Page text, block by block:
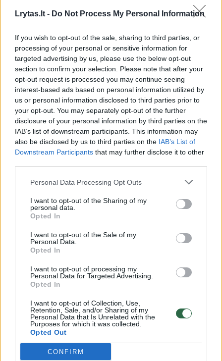
Lrytas.lt - Do Not Process My Personal Information
If you wish to opt-out of the sale, sharing to third parties, or
processing of your personal or sensitive information for
targeted advertising by us, please use the below opt-out
section to confirm your selection. Please note that after your
opt-out request is processed you may continue seeing
interest-based ads based on personal information utilized by
us or personal information disclosed to third parties prior to
your opt-out. You may separately opt-out of the further
disclosure of your personal information by third parties on the
IAB’s list of downstream participants. This information may
also be disclosed by us to third parties on the IAB’s List of
Downstream Participants that may further disclose it to other
Personal Data Processing Opt Outs
I want to opt-out of the Sharing of my
personal data.
Opted In
I want to opt-out of the Sale of my
Personal Data.
Opted In
I want to opt-out of processing my
Personal Data for Targeted Advertising.
Opted In
I want to opt-out of Collection, Use,
Retention, Sale, and/or Sharing of my
Personal Data that Is Unrelated with the
Purposes for which it was collected.
Opted Out
CONFIRM
00:01:09
Palestiniečius pasiekia humanitarinė pagalba: vežamos
medicininės priemonės, maistas ir degalai
Žinios | Pasaulis
00:16:26
A. Dulkys pakomentavo vakcinacijos eigą Lietuvoje:
prioritetai peržiūrimi nebebus
Žinios | Lietuvos diena
00:00:58
Indija sulaukė humanitarinės pagalbos iš Rusijos: 20
tonų būtiniausių farmacijos reikmenų
uždaromos, milijonai – ant bado slenksčio
Į misiją Armėnijoje išskridusi lietuvių komanda:
„Ruošiamės viskam“
Žinios | Lietuvos diena
00:00:39
Kinai tiesia pagalbos ranką Lietuvai: atsiuntė
trūkstamų priemonių
Videobumas